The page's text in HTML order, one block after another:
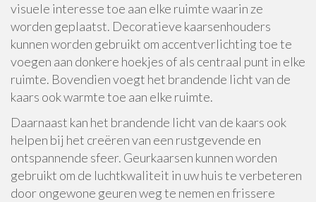
visuele interesse toe aan elke ruimte waarin ze
worden geplaatst. Decoratieve kaarsenhouders
kunnen worden gebruikt om accentverlichting toe te
voegen aan donkere hoekjes of als centraal punt in elke
ruimte. Bovendien voegt het brandende licht van de
kaars ook warmte toe aan elke ruimte.
Daarnaast kan het brandende licht van de kaars ook
helpen bij het creëren van een rustgevende en
ontspannende sfeer. Geurkaarsen kunnen worden
gebruikt om de luchtkwaliteit in uw huis te verbeteren
door ongewone geuren weg te nemen en frissere